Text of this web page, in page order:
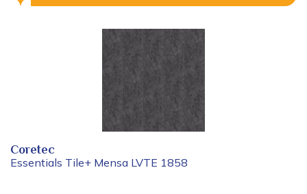
Coretec
Essentials Tile+ Mensa LVTE 1858